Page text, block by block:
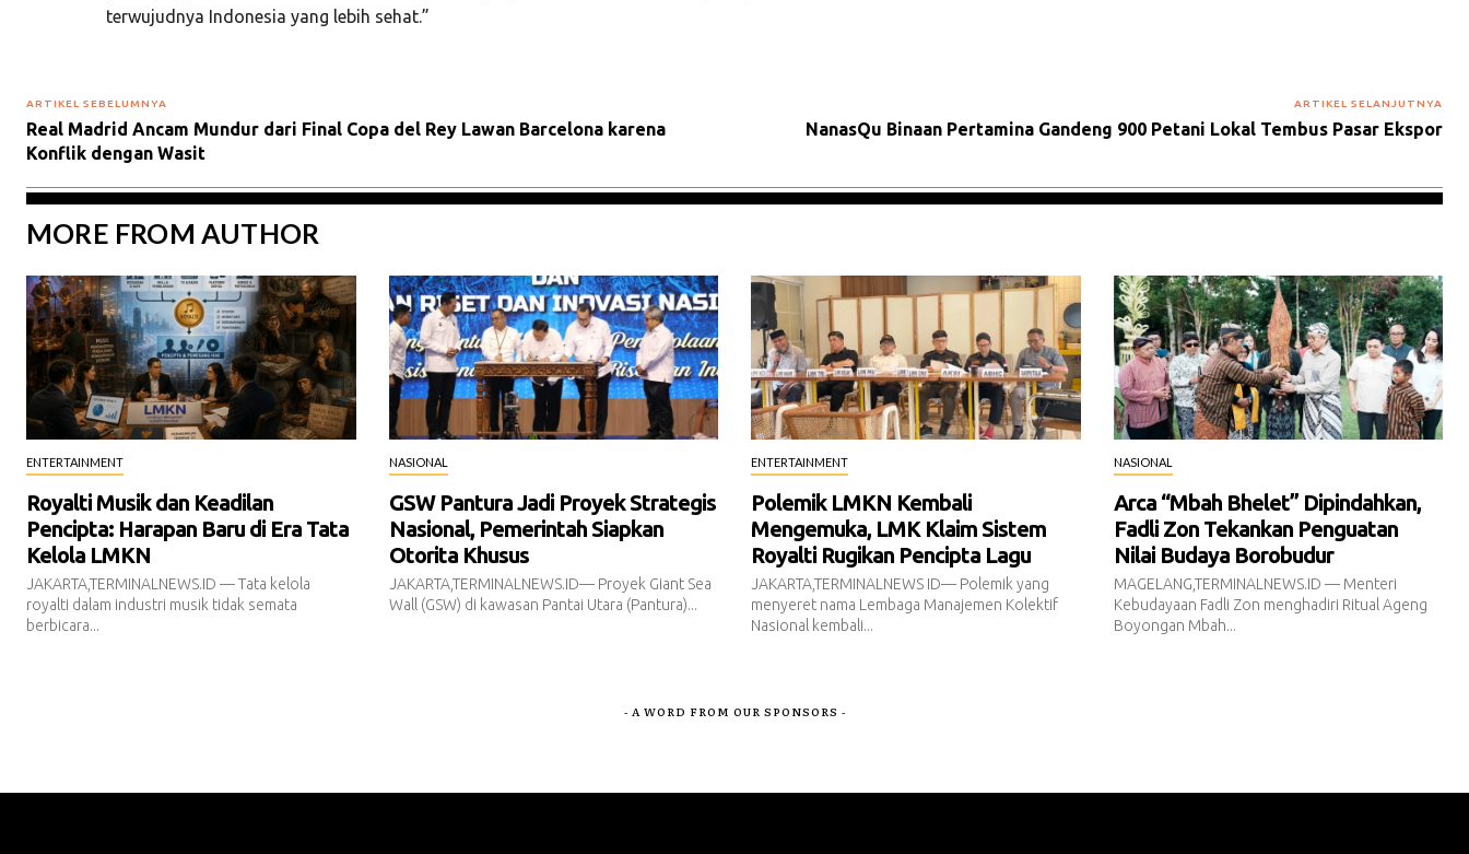
terwujudnya Indonesia yang lebih sehat.”
ARTIKEL SEBELUMNYA
Real Madrid Ancam Mundur dari Final Copa del Rey Lawan Barcelona karena
Konflik dengan Wasit
ARTIKEL SELANJUTNYA
NanasQu Binaan Pertamina Gandeng 900 Petani Lokal Tembus Pasar Ekspor
MORE FROM AUTHOR
ENTERTAINMENT
Royalti Musik dan Keadilan
Pencipta: Harapan Baru di Era Tata
Kelola LMKN
JAKARTA,TERMINALNEWS.ID — Tata kelola
royalti dalam industri musik tidak semata
berbicara...
NASIONAL
GSW Pantura Jadi Proyek Strategis
Nasional, Pemerintah Siapkan
Otorita Khusus
JAKARTA,TERMINALNEWS.ID— Proyek Giant Sea
Wall (GSW) di kawasan Pantai Utara (Pantura)...
ENTERTAINMENT
Polemik LMKN Kembali
Mengemuka, LMK Klaim Sistem
Royalti Rugikan Pencipta Lagu
JAKARTA,TERMINALNEWS ID— Polemik yang
menyeret nama Lembaga Manajemen Kolektif
Nasional kembali...
NASIONAL
Arca “Mbah Bhelet” Dipindahkan,
Fadli Zon Tekankan Penguatan
Nilai Budaya Borobudur
MAGELANG,TERMINALNEWS.ID — Menteri
Kebudayaan Fadli Zon menghadiri Ritual Ageng
Boyongan Mbah...
- A WORD FROM OUR SPONSORS -